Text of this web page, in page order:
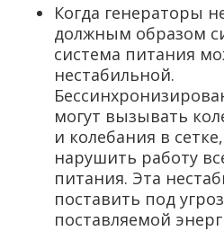
Когда генераторы
должным образом
система питания
нестабильной.
могут вызывать
и колебания в
нарушить работу
питания. Эта
поставить под
поставляемой